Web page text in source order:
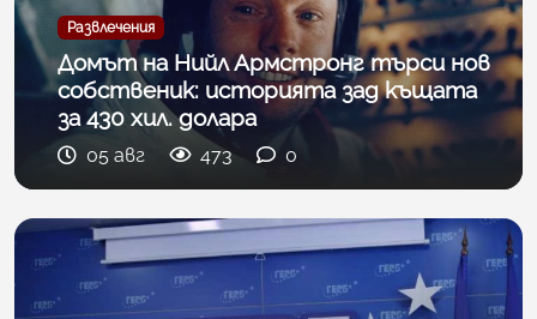
Развлечения
Домът на Нийл Армстронг търси нов
собственик: историята зад къщата
за 430 хил. долара
05 авг 473 0